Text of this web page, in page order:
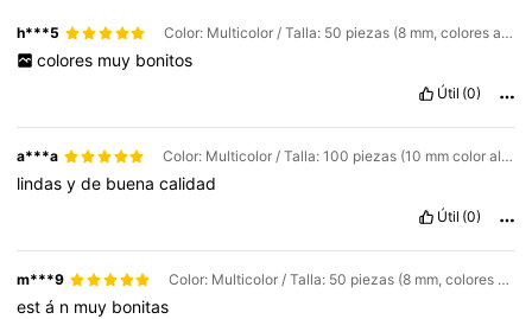
h***5 Color: Multicolor / Talla: 50 piezas (8 mm, colores aleatorios)
colores muy bonitos
Útil (0)
a***a Color: Multicolor / Talla: 100 piezas (10 mm color aleatorio)
lindasyde buenacalidad
Útil (0)
m***9 Color: Multicolor / Talla: 50 piezas (8 mm, colores aleatorios)
está n muy bonitas